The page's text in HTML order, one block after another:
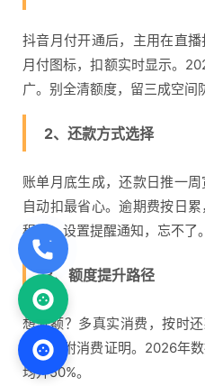
抖音月付开通后，主用在直
月付图标，扣额实时显示。
广。别全清额度，留三成空间
2、还款方式选择
账单月底生成，还款日推一周
自动扣最省心。逾期费按日
程后，设置提醒通知，忘不了。
3、额度提升路径
想升额？多真实消费，按时
提额，附消费证明。2026年
均升50%。